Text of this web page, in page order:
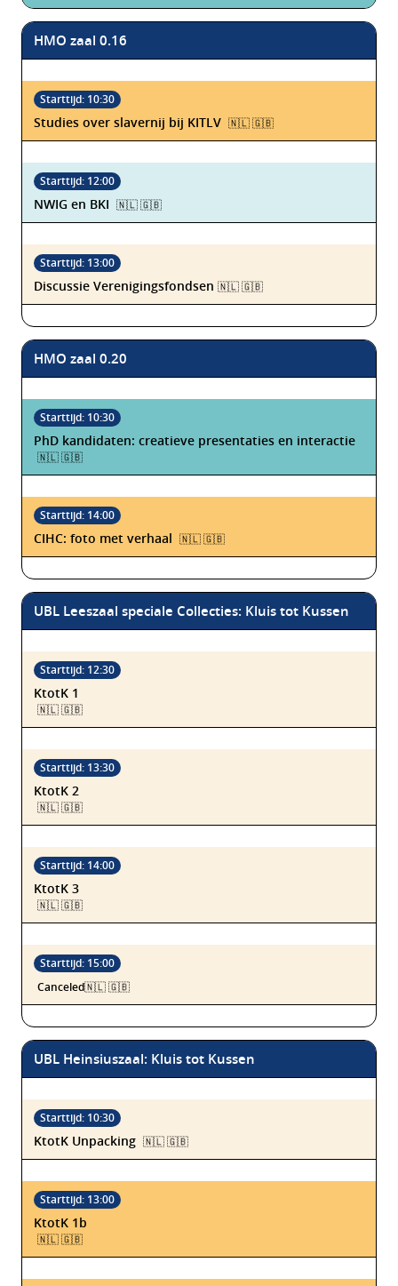
HMO zaal 0.16
Studies over slavernij bij KITLV 🇳🇱 🇬🇧
NWIG en BKI 🇳🇱 🇬🇧
Discussie Verenigingsfondsen 🇳🇱 🇬🇧
HMO zaal 0.20
PhD kandidaten: creatieve presentaties en interactie
🇳🇱 🇬🇧
CIHC: foto met verhaal 🇳🇱 🇬🇧
UBL Leeszaal speciale Collecties: Kluis tot Kussen
KtotK 1
🇳🇱 🇬🇧
KtotK 2
🇳🇱 🇬🇧
KtotK 3
🇳🇱 🇬🇧
Canceled🇳🇱 🇬🇧
UBL Heinsiuszaal: Kluis tot Kussen
KtotK Unpacking 🇳🇱 🇬🇧
KtotK 1b
🇳🇱 🇬🇧